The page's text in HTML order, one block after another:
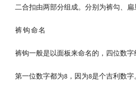
二合扣由两部分组成。分别为裤勾、扁
裤钩命名
裤钩一般是以面板来命名的，四位数字
第一位数字都为8，因为8是个吉利数字